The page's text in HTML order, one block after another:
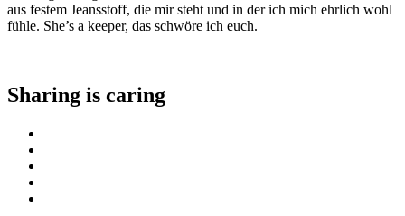
aus festem Jeansstoff, die mir steht und in der ich mich ehrlich wohl
fühle. She’s a keeper, das schwöre ich euch.
Sharing is caring